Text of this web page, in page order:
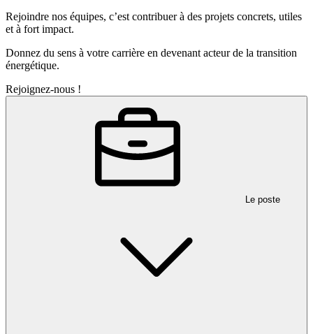
Rejoindre nos équipes, c’est contribuer à des projets concrets, utiles
et à fort impact.
Donnez du sens à votre carrière en devenant acteur de la transition
énergétique.
Rejoignez-nous !
Le poste